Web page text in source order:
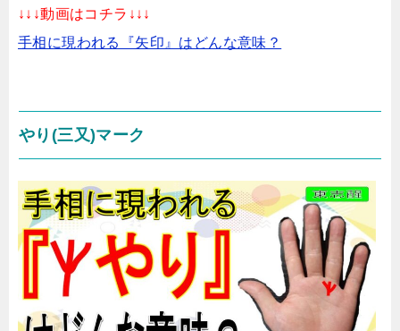
↓↓↓動画はコチラ↓↓↓
手相に現われる『矢印』はどんな意味？
やり(三又)マーク